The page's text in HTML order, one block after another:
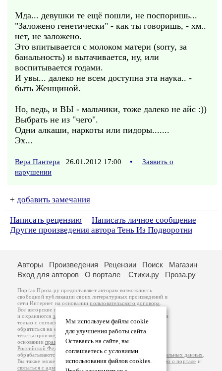
Мда... девушки те ещё пошли, не поспоришь...
"Заложено генетически" - как ты говоришь, - хм..
нет, не заложено.
Это впитывается с молоком матери (sorry, за
банальность) и вытачивается, ну, или
воспитывается годами.
И увы... далеко не всем доступна эта наука.. -
быть Женщиной.
Но, ведь, и ВЫ - мальчики, тоже далеко не айс :))
Выбрать не из "чего".
Одни алкаши, наркоты или пидоры.......
Эх...
Вера Пантера 26.01.2012 17:00 •
Заявить о
нарушении
+ добавить замечания
Написать рецензию
Написать личное сообщение
Другие произведения автора Тень Из Подворотни
Мы используем файлы cookie
для улучшения работы сайта.
Оставаясь на сайте, вы
соглашаетесь с условиями
использования файлов cookies.
Авторы Произведения Рецензии Поиск
Магазин
Вход для авторов
О портале Стихи.ру Проза.ру
Портал Проза.ру предоставляет авторам возможность
свободной публикации своих литературных произведений в
сети Интернет на основаниипользовательского договора
Все авторские права на произведения принадлежат авторам
и охраняются законом
. Перепечатка произведений возможна
только с согласия его автора, к которому вы можете
обратиться на его авторской странице. Ответственность за
тексты произведений авторы несут самостоятельно на
основанииправил публикацииизаконодательства
Российской Федерации
обрабатываются на основанииПолитики обработки персональных данных
Вы также можете посмотреть более подробнуюинформацию о портале и
связаться с администрацией